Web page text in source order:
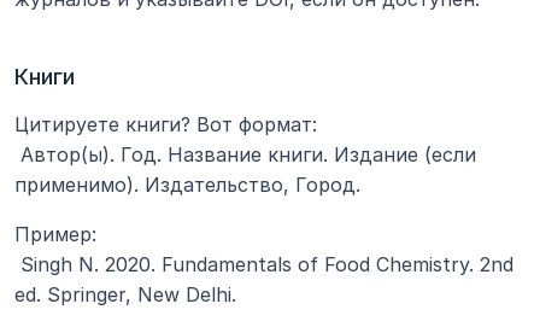
Книги
Цитируете книги? Вот формат:
применимо). Издательство, Город.
Пример:
ed. Springer, New Delhi.